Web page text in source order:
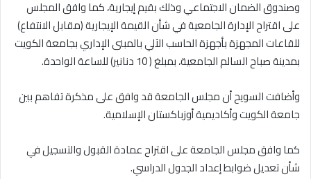
وصندوق الضمان الاجتماعي وذلك بقيم إيجارية، كما وافق المجلس
على اقتراح الإدارة الجامعية في شأن القيمة الإيجارية (مقابل الانتفاع)
للقاعات المجهزة بأجهزة الحاسب الآلي بالمبنى الإداري بجامعة الكويت
بمدينة صباح السالم الجامعية، بمبلغ ( 10 دنانير) للساعة الواحدة.
وأضافت السويح أن مجلس الجامعة قد وافق على مذكرة تفاهم بين
جامعة الكويت وأكاديمية أوزباكستان الإسلامية.
كما وافق مجلس الجامعة على اقتراح عمادة القبول والتسجيل في
شأن تعديل ضوابط إعداد الجدول الدراسي.